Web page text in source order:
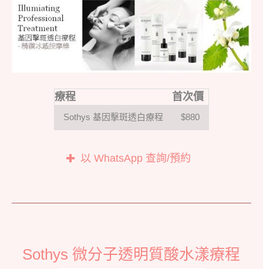
療程 首次價
Sothys 基因擊斑透白療程 $880
以 WhatsApp 查詢/預約
Sothys 微分子透明質酸水漾療程